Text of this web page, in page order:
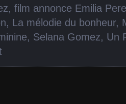
, film annonce Emilia
, La mélodie du bonheur,
, Selana Gomez, Un